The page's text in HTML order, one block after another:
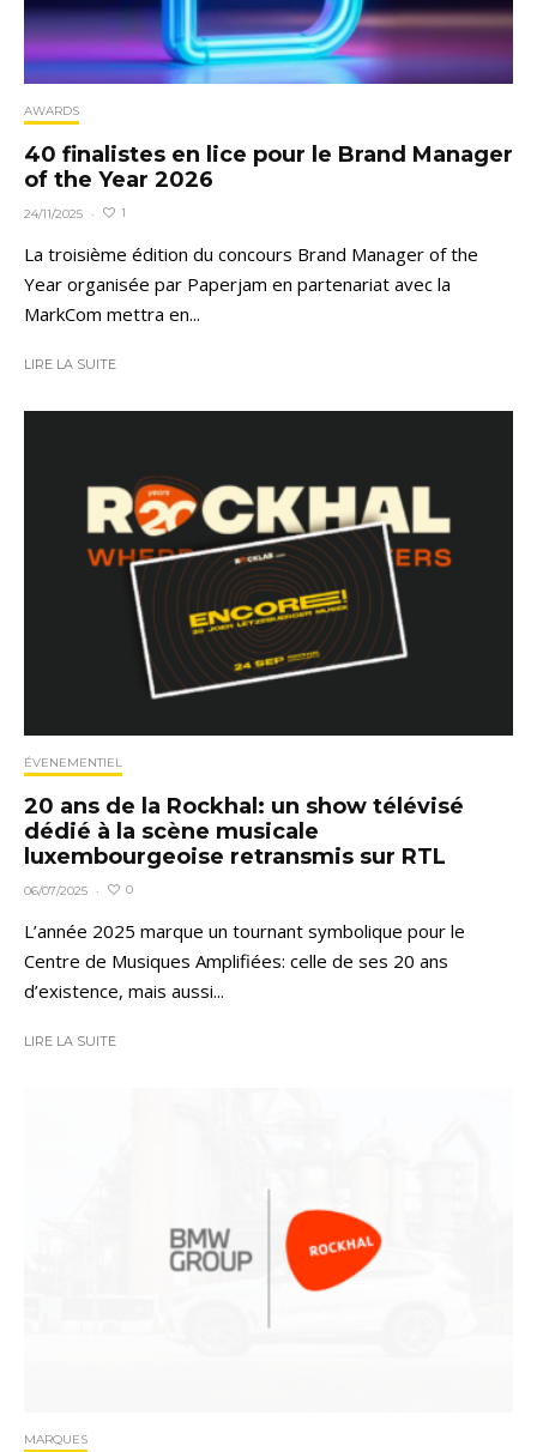
AWARDS
40 finalistes en lice pour le Brand Manager
of the Year 2026
24/11/2025 · 1
La troisième édition du concours Brand Manager of the
Year organisée par Paperjam en partenariat avec la
MarkCom mettra en...
LIRE LA SUITE
ÉVENEMENTIEL
20 ans de la Rockhal: un show télévisé
dédié à la scène musicale
luxembourgeoise retransmis sur RTL
06/07/2025 · 0
L’année 2025 marque un tournant symbolique pour le
Centre de Musiques Amplifiées: celle de ses 20 ans
d’existence, mais aussi...
LIRE LA SUITE
MARQUES